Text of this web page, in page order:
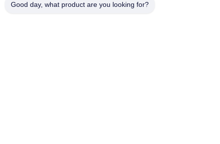
Semua hak dilindungi.
Good day, what product are you looking for?